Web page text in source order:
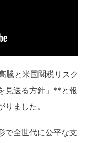
騰と米国関税リスク
見送る方針」**と報
ました。
で全世代に公平な支